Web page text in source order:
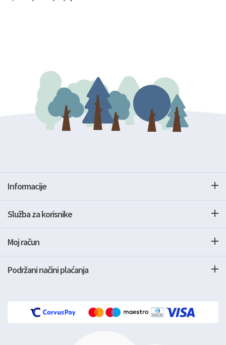
Informacije
Služba za korisnike
Moj račun
Podržani načini plaćanja